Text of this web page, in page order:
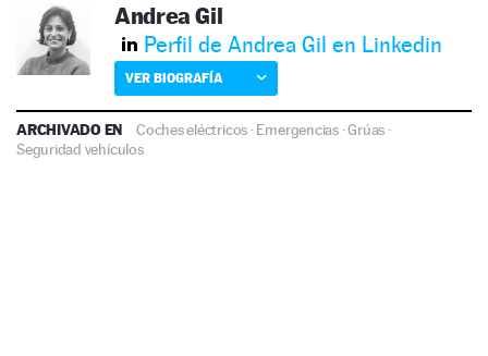
Andrea Gil
Perfil de Andrea Gil en Linkedin
VER BIOGRAFÍA
ARCHIVADO EN Coches eléctricos ·Emergencias·Grúas ·
Seguridad vehículos